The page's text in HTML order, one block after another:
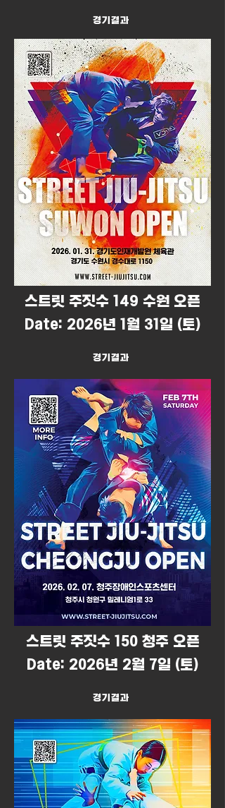
경기결과
​스트릿 주짓수 149 수원 오픈
Date: 2026년 1월 31일 (토)
경기결과
​스트릿 주짓수 150 청주 오픈
Date: 2026년 2월 7일 (토)
경기결과